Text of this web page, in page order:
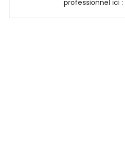
professionnel ici :